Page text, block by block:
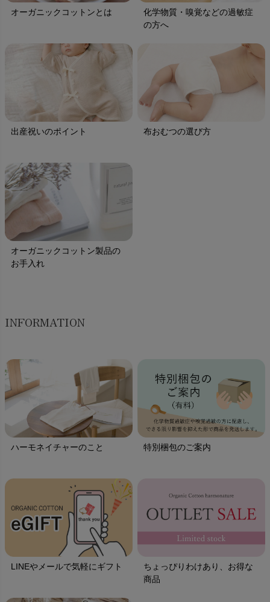
オーガニックコットンとは
化学物質・嗅覚などの過敏症
の方へ
出産祝いのポイント 布おむつの選び方
オーガニックコットン製品の
お手入れ
INFORMATION
ハーモネイチャーのこと 特別梱包のご案内
LINEやメールで気軽にギフト
ちょっぴりわけあり、お得な
商品